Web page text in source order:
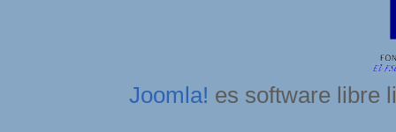
Joomla! es software libre